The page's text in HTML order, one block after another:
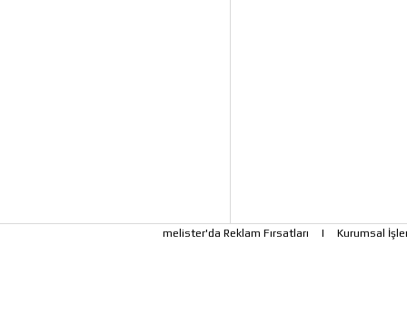
melister'da Reklam Fırsatları | Kurumsal